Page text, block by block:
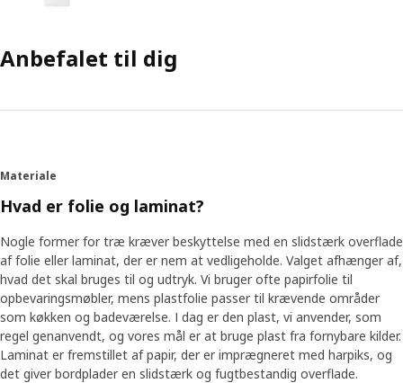
Anbefalet til dig
Materiale
Hvad er folie og laminat?
Nogle former for træ kræver beskyttelse med en slidstærk overflade
af folie eller laminat, der er nem at vedligeholde. Valget afhænger af,
hvad det skal bruges til og udtryk. Vi bruger ofte papirfolie til
opbevaringsmøbler, mens plastfolie passer til krævende områder
som køkken og badeværelse. I dag er den plast, vi anvender, som
regel genanvendt, og vores mål er at bruge plast fra fornybare kilder.
Laminat er fremstillet af papir, der er imprægneret med harpiks, og
det giver bordplader en slidstærk og fugtbestandig overflade.